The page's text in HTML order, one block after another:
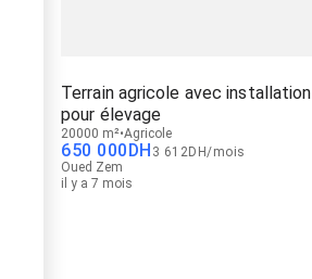
Terrain agricole avec installation
pour élevage
20000 m² Agricole
650 000DH 3 612DH/mois
Oued Zem
il y a 7 mois